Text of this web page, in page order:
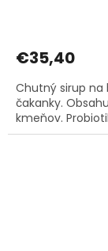
€35,40
Chutný sirup na
čakanky.
kmeňov.